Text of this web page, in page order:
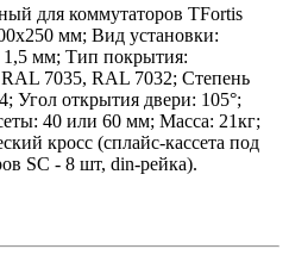
для коммутаторов TFortis
мм; Вид установки:
1,5 мм; Тип покрытия:
7035, RAL 7032; Степень
Угол открытия двери: 105°;
40 или 60 мм; Масса: 21кг;
кросс (сплайс-кассета под
SC - 8 шт, din-рейка).